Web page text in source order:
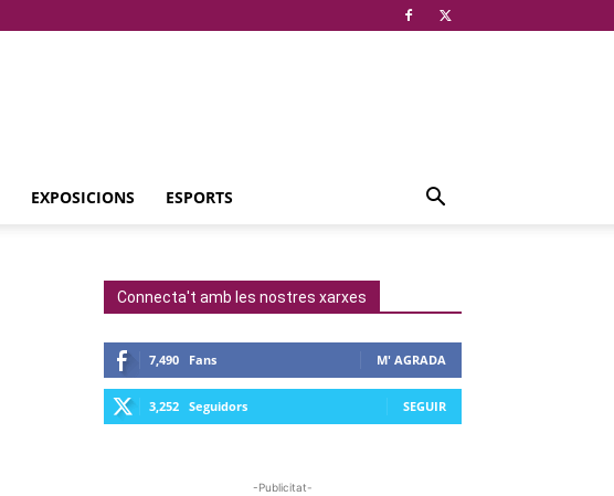
EXPOSICIONS ESPORTS
Connecta't amb les nostres xarxes
7,490 Fans M' AGRADA
3,252 Seguidors SEGUIR
-Publicitat-